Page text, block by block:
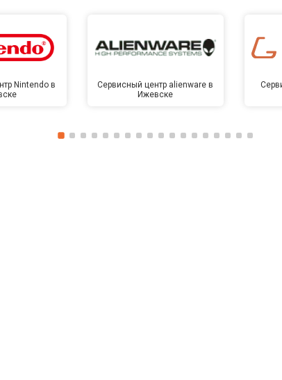
Nintendo в
Сервисный центр alienware в
Ижевске